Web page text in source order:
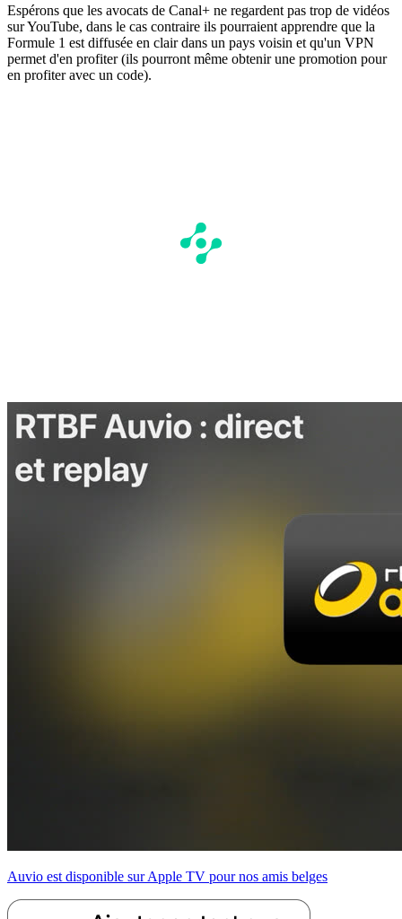
Espérons que les avocats de Canal+ ne regardent pas trop de vidéos
sur YouTube, dans le cas contraire ils pourraient apprendre que la
Formule 1 est diffusée en clair dans un pays voisin et qu'un VPN
permet d'en profiter (ils pourront même obtenir une promotion pour
en profiter avec un code).
Auvio est disponible sur Apple TV pour nos amis belges